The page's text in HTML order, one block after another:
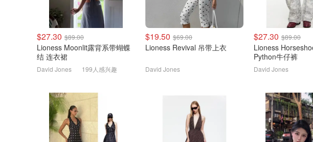
$27.30 $89.00
Lioness Moonlit露背系带蝴蝶
结 连衣裙
David Jones 199人感兴趣
$19.50 $69.00
Lioness Revival 吊带上衣
David Jones
$27.30 $89.00
Lioness Horseshoe Jean
Python牛仔裤
David Jones